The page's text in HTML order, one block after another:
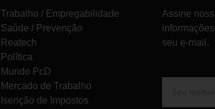
Trabalho / Empregabilidade
Saúde / Prevenção
Reatech
Política
Mundo PcD
Mercado de Trabalho
Isenção de Impostos
Assine
seu e-mail.